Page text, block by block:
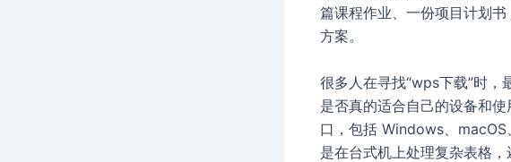
篇课程作业、一份项目计划书
方案。
很多人在寻找“wps下载”时
是否真的适合自己的设备和
口，包括 Windows、
是在台式机上处理复杂表格